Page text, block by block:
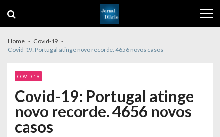
navigation
content
Home
Covid-19
Covid-19: Portugal atinge novo recorde. 4656 novos casos
COVID-19
Covid-19: Portugal atinge
novo recorde. 4656 novos
casos